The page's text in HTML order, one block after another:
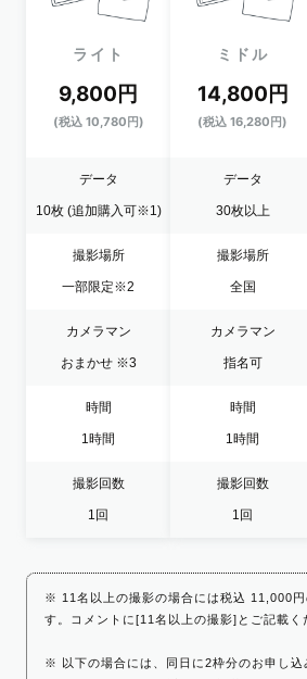
ライト
9,800円
(税込 10,780円)
データ
10枚 (追加購入可※1)
撮影場所
一部限定※2
カメラマン
おまかせ ※3
時間
1時間
撮影回数
1回
ミドル
14,800円
(税込 16,280円)
データ
30枚以上
撮影場所
全国
カメラマン
指名可
時間
1時間
撮影回数
1回
※ 11名以上の撮影の場合には税込 11,000円
す。コメントに[11名以上の撮影]とご記載く
※ 以下の場合には、同日に2枠分のお申し込